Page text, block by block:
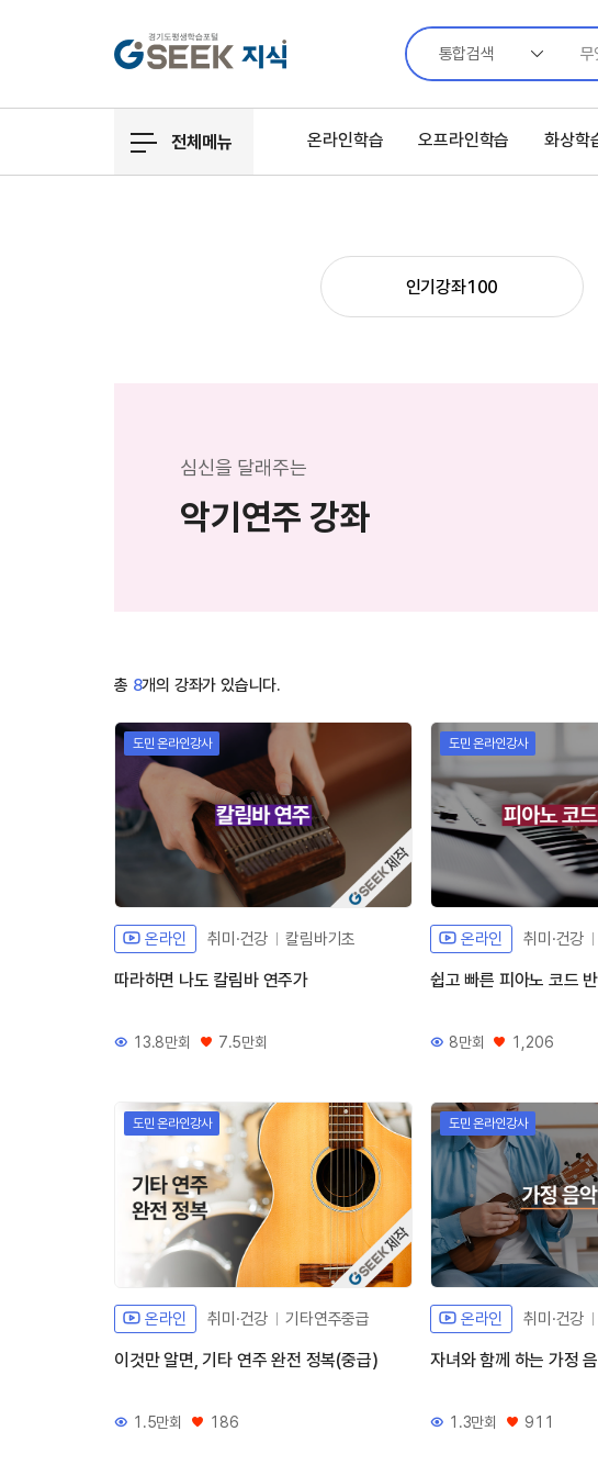
통합검색
전체메뉴 온라인학습 오프라인학습 화상학
인기강좌100
심신을 달래주는
악기연주 강좌
총 8개의 강좌가 있습니다.
도민 온라인강사
자체개발 강좌G
온라인 취미·건강 칼림바기초
따라하면 나도 칼림바 연주가
조회수
13.8만회
좋아요
7.5만회
도민 온라인강사
온라인 취미·건강
쉽고 빠른 피아노 코드
조회수
8만회
좋아요
1,206
도민 온라인강사
자체개발 강좌G
온라인 취미·건강 기타연주중급
이것만 알면, 기타 연주 완전 정복(중급)
조회수
1.5만회
좋아요
186
도민 온라인강사
온라인 취미·건강
자녀와 함께 하는 가정
조회수
1.3만회
좋아요
911